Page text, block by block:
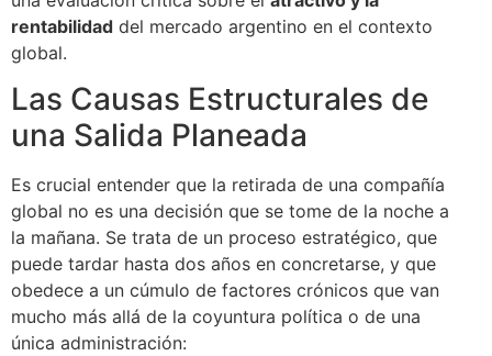
rentabilidad del mercado argentino en el contexto
global.
Las Causas Estructurales de
una Salida Planeada
Es crucial entender que la retirada de una compañía
global no es una decisión que se tome de la noche a
la mañana. Se trata de un proceso estratégico, que
puede tardar hasta dos años en concretarse, y que
obedece a un cúmulo de factores crónicos que van
mucho más allá de la coyuntura política o de una
única administración: